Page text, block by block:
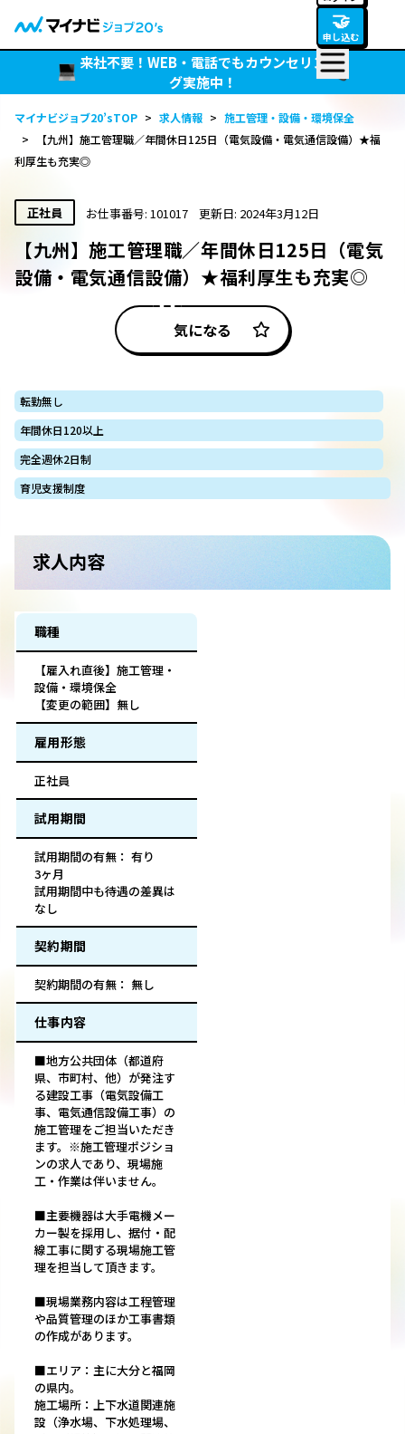
🤝
申し込む
来社不要！WEB・電話でもカウンセリン
グ実施中！
マイナビジョブ20’sTOP > 求人情報 > 施工管理・設備・環境保全
>
【九州】施工管理職／年間休日125日（電気設備・電気通信設備）★福
利厚生も充実◎
正社員 お仕事番号: 101017 更新日: 2024年3月12日
【九州】施工管理職／年間休日125日（電気
設備・電気通信設備）★福利厚生も充実◎
気になる
転勤無し
年間休日120以上
完全週休2日制
育児支援制度
求人内容
職種
【雇入れ直後】施工管理・
設備・環境保全
【変更の範囲】無し
雇用形態
正社員
試用期間
試用期間の有無： 有り
3ヶ月
試用期間中も待遇の差異は
なし
契約期間
契約期間の有無： 無し
仕事内容
■地方公共団体（都道府
県、市町村、他）が発注す
る建設工事（電気設備工
事、電気通信設備工事）の
施工管理をご担当いただき
ます。※施工管理ポジショ
ンの求人であり、現場施
工・作業は伴いません。
■主要機器は大手電機メー
カー製を採用し、据付・配
線工事に関する現場施工管
理を担当して頂きます。
■現場業務内容は工程管理
や品質管理のほか工事書類
の作成があります。
■エリア：主に大分と福岡
の県内。
施工場所：上下水道関連施
設（浄水場、下水処理場、